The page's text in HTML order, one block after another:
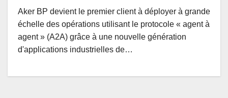
Aker BP devient le premier client à déployer à grande
échelle des opérations utilisant le protocole « agent à
agent » (A2A) grâce à une nouvelle génération
d'applications industrielles de…